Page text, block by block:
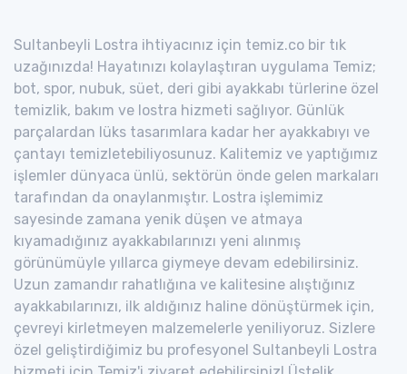
Sultanbeyli Lostra ihtiyacınız için temiz.co bir tık
uzağınızda! Hayatınızı kolaylaştıran uygulama Temiz;
bot, spor, nubuk, süet, deri gibi ayakkabı türlerine özel
temizlik, bakım ve lostra hizmeti sağlıyor. Günlük
parçalardan lüks tasarımlara kadar her ayakkabıyı ve
çantayı temizletebiliyosunuz. Kalitemiz ve yaptığımız
işlemler dünyaca ünlü, sektörün önde gelen markaları
tarafından da onaylanmıştır. Lostra işlemimiz
sayesinde zamana yenik düşen ve atmaya
kıyamadığınız ayakkabılarınızı yeni alınmış
görünümüyle yıllarca giymeye devam edebilirsiniz.
Uzun zamandır rahatlığına ve kalitesine alıştığınız
ayakkabılarınızı, ilk aldığınız haline dönüştürmek için,
çevreyi kirletmeyen malzemelerle yeniliyoruz. Sizlere
özel geliştirdiğimiz bu profesyonel Sultanbeyli Lostra